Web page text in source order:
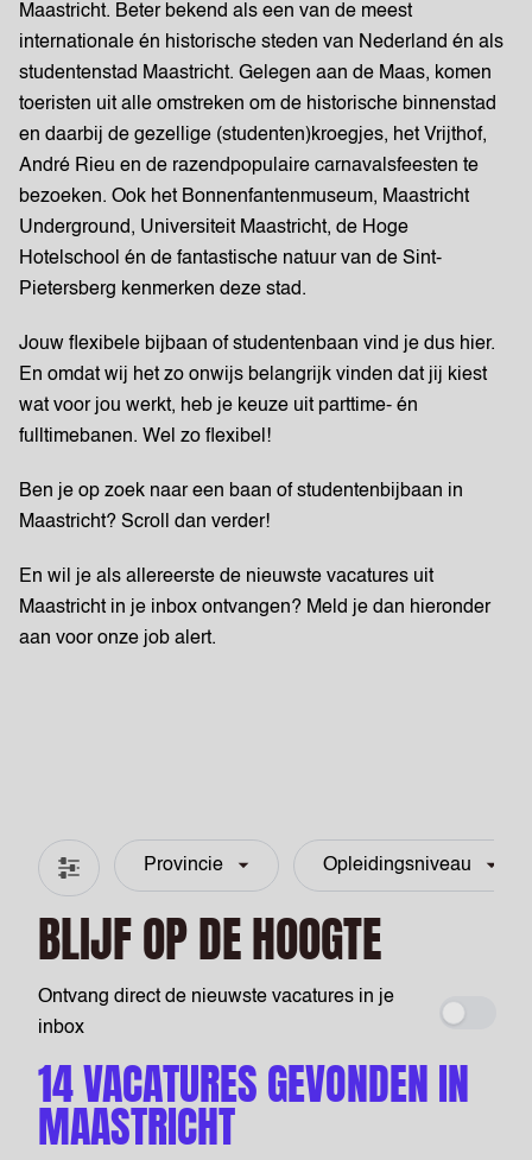
Maastricht. Beter bekend als een van de meest
internationale én historische steden van Nederland én als
studentenstad Maastricht. Gelegen aan de Maas, komen
toeristen uit alle omstreken om de historische binnenstad
en daarbij de gezellige (studenten)kroegjes, het Vrijthof,
André Rieu en de razendpopulaire carnavalsfeesten te
bezoeken. Ook het Bonnenfantenmuseum, Maastricht
Underground, Universiteit Maastricht, de Hoge
Hotelschool én de fantastische natuur van de Sint-
Pietersberg kenmerken deze stad.
Jouw flexibele bijbaan of studentenbaan vind je dus hier.
En omdat wij het zo onwijs belangrijk vinden dat jij kiest
wat voor jou werkt, heb je keuze uit parttime- én
fulltimebanen. Wel zo flexibel!
Ben je op zoek naar een baan of studentenbijbaan in
Maastricht? Scroll dan verder!
En wil je als allereerste de nieuwste vacatures uit
Maastricht in je inbox ontvangen? Meld je dan hieronder
aan voor onze job alert.
Filter & zoeken
Provincie Opleidingsniveau
BLIJF OP DE HOOGTE
Ontvang direct de nieuwste vacatures in je
inbox
14 VACATURES GEVONDEN IN
MAASTRICHT